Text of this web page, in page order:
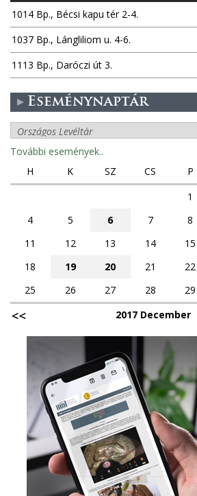
1014 Bp., Bécsi kapu tér 2-4.
1037 Bp., Lángliliom u. 4-6.
1113 Bp., Daróczi út 3.
Eseménynaptár
További események..
H
K SZ CS P
1
4
5 6 7 8
11
12 13 14 15
18
19 20 21 22
25
26 27 28 29
2017 December